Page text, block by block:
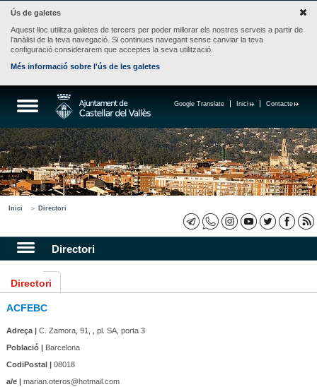
Ús de galetes
Aquest lloc utilitza galetes de tercers per poder millorar els nostres serveis a partir de
l'anàlisi de la teva navegació. Si continues navegant sense canviar la teva
configuració considerarem que acceptes la seva utilització.
Més informació sobre l'ús de les galetes
Contacte
Inici
Google Translate
Inici Directori
Directori
Directori
ACFEBC
Adreça |C. Zamora, 91, , pl. SA, porta 3
Població |Barcelona
CodiPostal |08018
a/e |marian.oteros@hotmail.com